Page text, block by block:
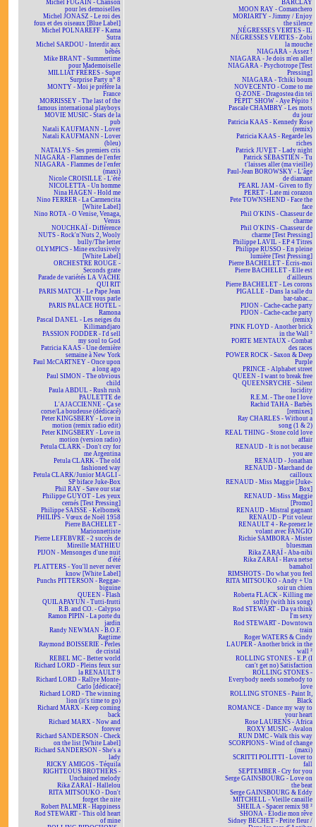
Michel FUGAIN - Chanson
pour les demoiselles
Michel JONASZ - Le roi des
fous et des oiseaux [Blue Label]
Michel POLNAREFF - Kama
Sutra
Michel SARDOU - Interdit aux
bébés
Mike BRANT - Summertime
pour Mademoiselle
MILLIAT FRÈRES - Super
Surprise Party n° 8
MONTY - Moi je préfère la
France
MORRISSEY - The last of the
famous international playboys
MOVIE MUSIC - Stars de la
pub
Natali KAUFMANN - Lover
Natali KAUFMANN - Lover
(bleu)
NATALYS - Ses premiers cris
NIAGARA - Flammes de l'enfer
NIAGARA - Flammes de l'enfer
(maxi)
Nicole CROISILLE - L'été
NICOLETTA - Un homme
Nina HAGEN - Hold me
Nino FERRER - La Carmencita
[White Label]
Nino ROTA - O Venise, Venaga,
Venus
NOUCHKAÏ - Différence
NUTS - Rock'n'Nuts 2, Wooly
bully/The letter
OLYMPICS - Mine exclusively
[White Label]
ORCHESTRE ROUGE -
Seconds grate
Parade de variétés LA VACHE
QUI RIT
PARIS MATCH - Le Pape Jean
XXIII vous parle
PARIS PALACE HOTEL -
Ramona
Pascal DANEL - Les neiges du
Kilimandjaro
PASSION FODDER - I'd sell
my soul to God
Patricia KAAS - Une dernière
semaine à New York
Paul McCARTNEY - Once upon
a long ago
Paul SIMON - The obvious
child
Paula ABDUL - Rush rush
PAULETTE de
L'AJACCIENNE - Ça se
corse/La boudeuse (dédicacé)
Peter KINGSBERY - Love in
motion (remix radio edit)
Peter KINGSBERY - Love in
motion (version radio)
Petula CLARK - Don't cry for
me Argentina
Petula CLARK - The old
fashioned way
Petula CLARK/Junior MAGLI -
SP biface Juke-Box
Phil RAY - Save our star
Philippe GUYOT - Les yeux
cernés [Test Pressing]
Philippe SAISSE - Kelbomek
PHILIPS - Vœux de Noël 1958
Pierre BACHELET -
Marionnettiste
Pierre LEFEBVRE - 2 succès de
Mireille MATHIEU
PIJON - Mensonges d'une nuit
d'été
PLATTERS - You'll never never
know [White Label]
Punchs PITTERSON - Reggae-
biguine
QUEEN - Flash
QUILAPAYUN - Tutti-frutti
R.B. and CO. - Calypso
Ramon PIPIN - La porte du
jardin
Randy NEWMAN - B.O.F.
Ragtime
Raymond BOISSERIE - Perles
de cristal
REBEL MC - Better world
Richard LORD - Pleins feux sur
la RENAULT 9
Richard LORD - Rallye Monte-
Carlo [dédicacé]
Richard LORD - The winning
lion (it's time to go)
Richard MARX - Keep coming
back
Richard MARX - Now and
forever
Richard SANDERSON - Check
on the list [White Label]
Richard SANDERSON - She's a
lady
RICKY AMIGOS - Téquila
RIGHTEOUS BROTHERS -
Unchained melody
Rika ZARAÏ - Hallelou
RITA MITSOUKO - Don't
forget the nite
Robert PALMER - Happiness
Rod STEWART - This old heart
of mine
BARCLAY
MOON RAY - Comanchero
MORIARTY - Jimmy / Enjoy
the silence
NÉGRESSES VERTES - IL
NÉGRESSES VERTES - Zobi
la mouche
NIAGARA - Assez !
NIAGARA - Je dois m'en aller
NIAGARA - Psychotrope [Test
Pressing]
NIAGARA - Tchiki boum
NOVECENTO - Come to me
O-ZONE - Dragostea din teï
PÉPIT' SHOW - Aye Pépito !
Pascale CHAMBRY - Les mots
du jour
Patricia KAAS - Kennedy Rose
(remix)
Patricia KAAS - Regarde les
riches
Patrick JUVET - Lady night
Patrick SÉBASTIEN - Tu
t'laisses aller (ma vieille)
Paul-Jean BOROWSKY - L'âge
de diamant
PEARL JAM - Given to fly
PERET - Late mi corazon
Pete TOWNSHEND - Face the
face
Phil O'KINS - Chasseur de
charme
Phil O'KINS - Chasseur de
charme [Test Pressing]
Philippe LAVIL - EP 4 Titres
Philippe RUSSO - En pleine
lumière [Test Pressing]
Pierre BACHELET - Écris-moi
Pierre BACHELET - Elle est
d'ailleurs
Pierre BACHELET - Les corons
PIGALLE - Dans la salle du
bar-tabac...
PIJON - Cache-cache party
PIJON - Cache-cache party
(remix)
PINK FLOYD - Another brick
in the Wall ²
PORTE MENTAUX - Combat
des races
POWER ROCK - Saxon & Deep
Purple
PRINCE - Alphabet street
QUEEN - I want to break free
QUEENSRYCHE - Silent
lucidity
R.E.M. - The one I love
Rachid TAHA - Barbès
[remixes]
Ray CHARLES - Without a
song (1 & 2)
REAL THING - Stone cold love
affair
RENAUD - It is not because
you are
RENAUD - Jonathan
RENAUD - Marchand de
cailloux
RENAUD - Miss Maggie [Juke-
Box]
RENAUD - Miss Maggie
[Promo]
RENAUD - Mistral gagnant
RENAUD - P'tit voleur
RENAULT 4 - Re-prenez le
volant avec FANGIO
Richie SAMBORA - Mister
bluesman
Rika ZARAÏ - Aba-nibi
Rika ZARAÏ - Hava netse
bamahol
RIMSHOTS - Do what you feel
RITA MITSOUKO - Andy + Un
soir un chien
Roberta FLACK - Killing me
softly (with his song)
Rod STEWART - Da ya think
I'm sexy
Rod STEWART - Downtown
train
Roger WATERS & Cindy
LAUPER - Another brick in the
wall ²
ROLLING STONES - E.P. (I
can't get no) Satisfaction
ROLLING STONES -
Everybody needs somebody to
love
ROLLING STONES - Paint It,
Black
ROMANCE - Dance my way to
your heart
Rose LAURENS - Africa
ROXY MUSIC - Avalon
RUN DMC - Walk this way
SCORPIONS - Wind of change
(maxi)
SCRITTI POLITTI - Lover to
fall
SEPTEMBER - Cry for you
Serge GAINSBOURG - Love on
the beat
Serge GAINSBOURG & Eddy
MITCHELL - Vieille canaille
SHEILA - Spacer remix 98 ²
SHONA - Elodie mon rêve
Sidney BECHET - Petite fleur /